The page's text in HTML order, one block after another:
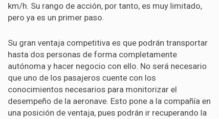
km/h. Su rango de acción, por tanto, es muy limitado,
pero ya es un primer paso.
Su gran ventaja competitiva es que podrán transportar
hasta dos personas de forma completamente
autónoma y hacer negocio con ello. No será necesario
que uno de los pasajeros cuente con los
conocimientos necesarios para monitorizar el
desempeño de la aeronave. Esto pone a la compañía en
una posición de ventaja, pues podrán ir recuperando la